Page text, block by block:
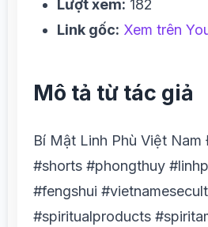
Lượt xem: 182
Link gốc: Xem trên
Mô tả từ tác giả
Bí Mật Linh Phù Việt Nam
#shorts #phongthuy
#fengshui
#spiritualproducts